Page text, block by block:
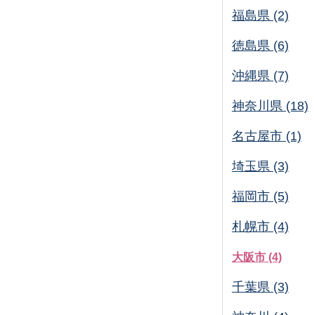
福島県 (2)
徳島県 (6)
沖縄県 (7)
神奈川県 (18)
名古屋市 (1)
埼玉県 (3)
福岡市 (5)
札幌市 (4)
大阪市 (4)
千葉県 (3)